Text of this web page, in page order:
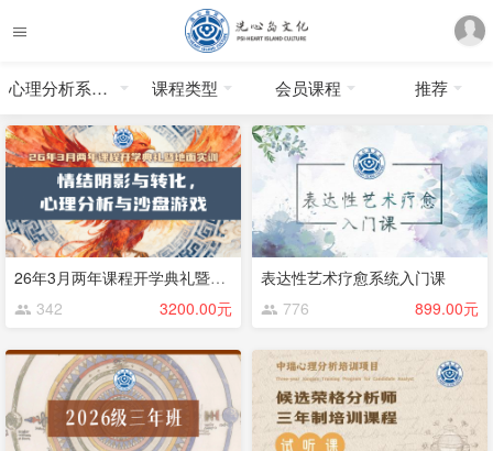
心理分析系统课程 课程类型 会员课程 推荐
26年3月两年课程开学典礼暨地面实训
342
3200.00元
表达性艺术疗愈系统入门课
776
899.00元